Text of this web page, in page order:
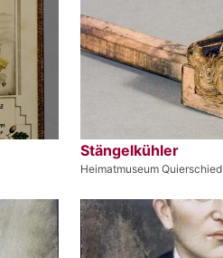
Stängelkühler
Heimatmuseum Quierschied